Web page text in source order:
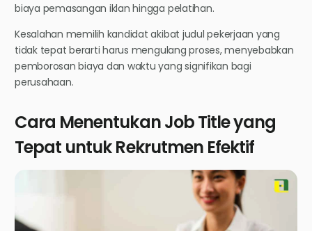
biaya pemasangan iklan hingga pelatihan.
Kesalahan memilih kandidat akibat judul pekerjaan yang
tidak tepat berarti harus mengulang proses, menyebabkan
pemborosan biaya dan waktu yang signifikan bagi
perusahaan.
Cara Menentukan Job Title yang
Tepat untuk Rekrutmen Efektif